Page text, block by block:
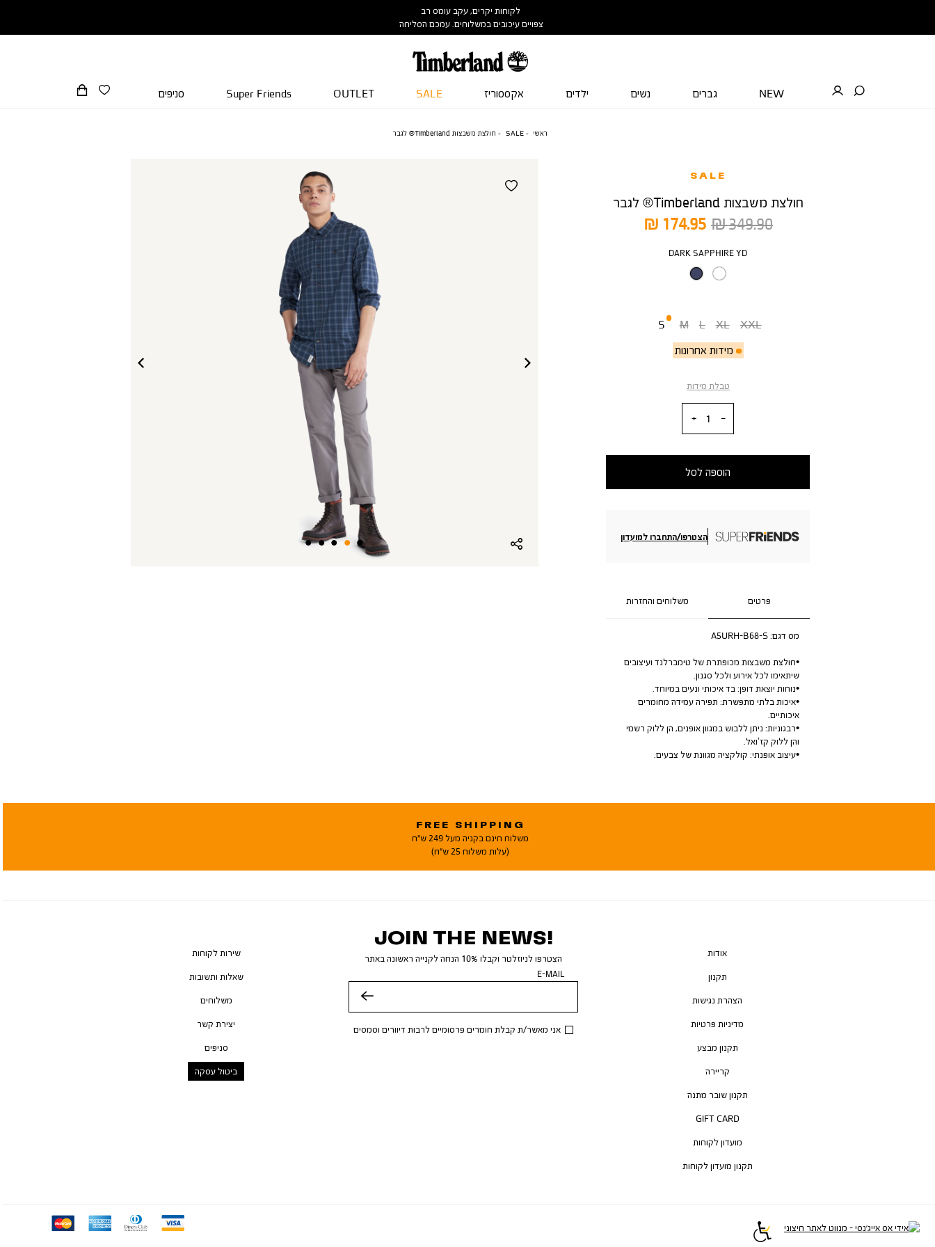
לקוחות יקרים, עקב עומס רב
צפויים עיכובים במשלוחים. עמכם הסליחה
NEW גברים נשים ילדים אקססוריז SALE
OUTLET
Super Friends סניפים
ראשי SALE חולצת משבצות Timberland® לגבר
SALE
חולצת משבצות Timberland® לגבר
מחיר
מוצר
174.95 ₪
מחיר
349.90 ₪
צבע
DARK SAPPHIRE YD
S
מידות אחרונות
M L XL XXL
טבלת מידות
הוספה לסל
הצטרפו/התחברו למועדון
פרטים משלוחים והחזרות
מס דגם:A5URH-B68-S
•חולצת משבצות מכופתרת של טימברלנד ועיצובים
שיתאימו לכל אירוע ולכל סגנון.
•נוחות יוצאת דופן: בד איכותי ונעים במיוחד.
•איכות בלתי מתפשרת: תפירה עמידה מחומרים
איכותיים.
•רבגוניות: ניתן ללבוש במגוון אופנים, הן ללוק רשמי
והן ללוק קז’ואל.
•עיצוב אופנתי: קולקציה מגוונת של צבעים.
FREE SHIPPING
משלוח חינם בקניה מעל 249 ש"ח
(עלות משלוח 25 ש"ח)
JOIN THE NEWS!
הצטרפו לניוזלטר וקבלו 10% הנחה לקנייה ראשונה באתר
E-MAIL
אני מאשר/ת קבלת חומרים פרסומיים לרבות דיוורים וסמסים
אודות
תקנון
הצהרת נגישות
מדיניות פרטיות
תקנון מבצע
קריירה
תקנון שובר מתנה
GIFT CARD
מועדון לקוחות
תקנון מועדון לקוחות
שירות לקוחות
שאלות ותשובות
משלוחים
יצירת קשר
סניפים
ביטול עסקה
visa
diners
ae
mc